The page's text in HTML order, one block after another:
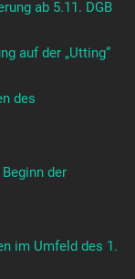
ab 5.11. DGB
auf der „Utting“
des
der
im Umfeld des 1.